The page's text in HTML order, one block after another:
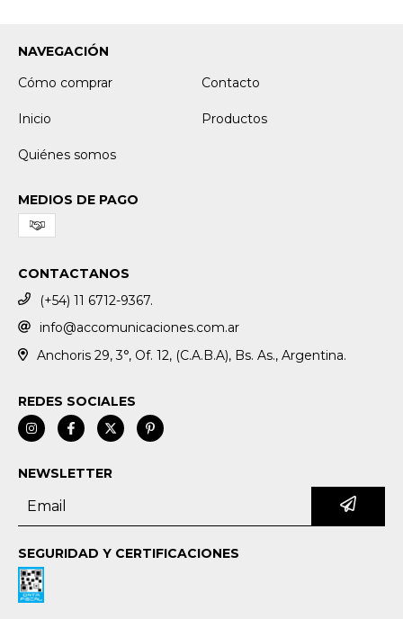
NAVEGACIÓN
Cómo comprar
Contacto
Inicio Productos
Quiénes somos
MEDIOS DE PAGO
CONTACTANOS
(+54) 11 6712-9367.
info@accomunicaciones.com.ar
Anchoris 29, 3°, Of. 12, (C.A.B.A), Bs. As., Argentina.
REDES SOCIALES
NEWSLETTER
SEGURIDAD Y CERTIFICACIONES